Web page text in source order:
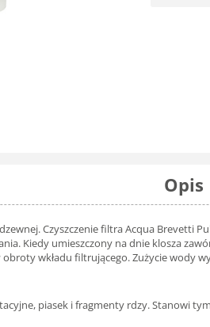
Opis
Czyszczenie filtra Acqua Brevetti
Kiedy umieszczony na dnie klosza
wkładu filtrującego. Zużycie wody
piasek i fragmenty rdzy. Stanowi